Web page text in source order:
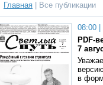
Главная Все публикации
08:00 |
PDF-
7
в